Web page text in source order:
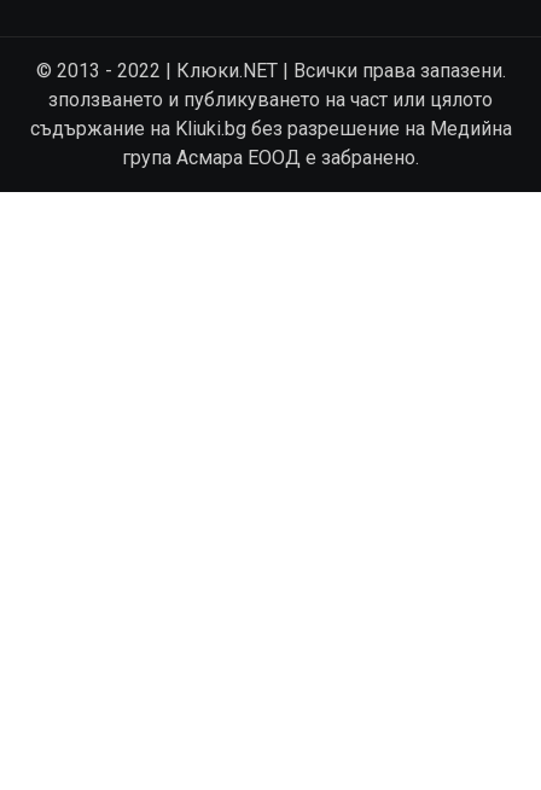
© 2013 - 2022 | Клюки.NET | Всички права запазени.
зползването и публикуването на част или цялото
съдържание на Kliuki.bg без разрешение на Медийна
група Асмара ЕООД е забранено.